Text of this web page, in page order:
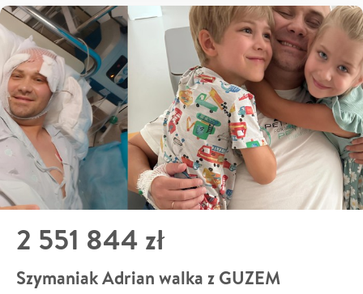
2 551 844 zł
Szymaniak Adrian walka z GUZEM